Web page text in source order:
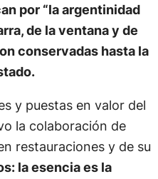
por “la argentinidad
de la ventana y de
conservadas hasta la
y puestas en valor del
la colaboración de
restauraciones y de su
la esencia es la